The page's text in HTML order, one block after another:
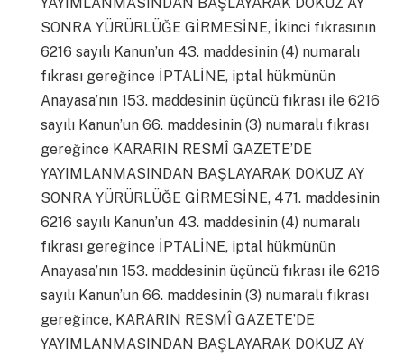
SONRA YÜRÜRLÜĞE GİRMESİNE, İkinci fıkrasının
6216 sayılı Kanun’un 43. maddesinin (4) numaralı
fıkrası gereğince İPTALİNE, iptal hükmünün
Anayasa’nın 153. maddesinin üçüncü fıkrası ile 6216
sayılı Kanun’un 66. maddesinin (3) numaralı fıkrası
gereğince KARARIN RESMÎ GAZETE’DE
YAYIMLANMASINDAN BAŞLAYARAK DOKUZ AY
SONRA YÜRÜRLÜĞE GİRMESİNE, 471. maddesinin
6216 sayılı Kanun’un 43. maddesinin (4) numaralı
fıkrası gereğince İPTALİNE, iptal hükmünün
Anayasa’nın 153. maddesinin üçüncü fıkrası ile 6216
sayılı Kanun’un 66. maddesinin (3) numaralı fıkrası
gereğince, KARARIN RESMÎ GAZETE’DE
YAYIMLANMASINDAN BAŞLAYARAK DOKUZ AY